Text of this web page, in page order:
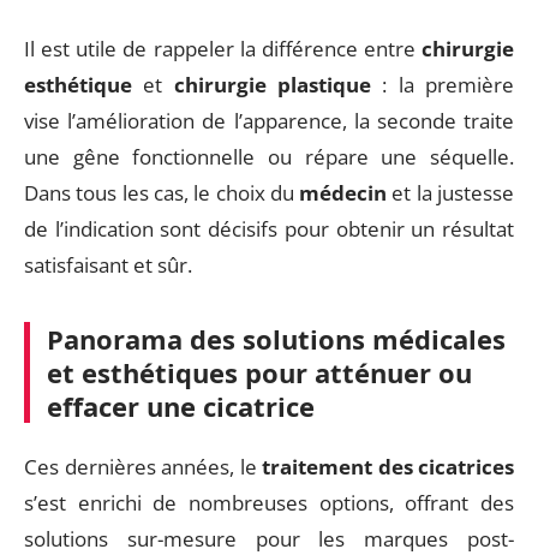
Il est utile de rappeler la différence entre chirurgie
esthétique et chirurgie plastique : la première
vise l’amélioration de l’apparence, la seconde traite
une gêne fonctionnelle ou répare une séquelle.
Dans tous les cas, le choix du médecin et la justesse
de l’indication sont décisifs pour obtenir un résultat
satisfaisant et sûr.
Panorama des solutions médicales
et esthétiques pour atténuer ou
effacer une cicatrice
Ces dernières années, le traitement des cicatrices
s’est enrichi de nombreuses options, offrant des
solutions sur-mesure pour les marques post-